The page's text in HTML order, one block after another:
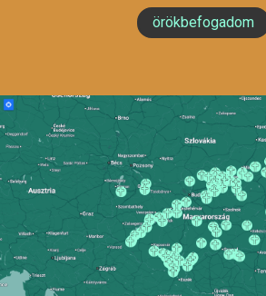
örökbefogadom